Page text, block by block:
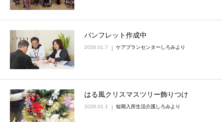
パンフレット作成中
2026.01.7 ケアプランセンターしろみより
はる風クリスマスツリー飾りつけ
2026.01.1 短期入所生活介護しろみより